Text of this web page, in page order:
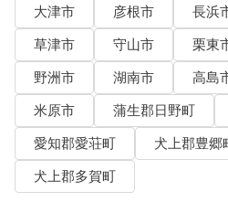
大津市 彦根市 長浜
草津市
守山市 栗東
野洲市
湖南市 高島
米原市
蒲生郡日野町
愛知郡愛荘町
犬上郡豊郷
犬上郡多賀町